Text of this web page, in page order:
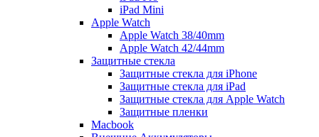
iPad Mini
Apple Watch
Apple Watch 38/40mm
Apple Watch 42/44mm
Защитные стекла
Защитные стекла для iPhone
Защитные стекла для iPad
Защитные стекла для Apple Watch
Защитные пленки
Macbook